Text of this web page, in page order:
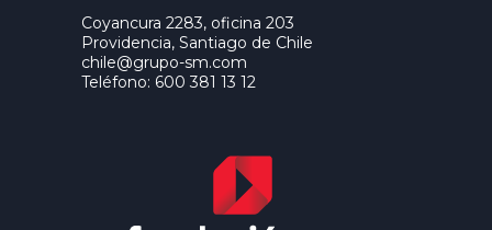
Coyancura 2283, oficina 203
Providencia, Santiago de Chile
chile@grupo-sm.com
Teléfono: 600 381 13 12